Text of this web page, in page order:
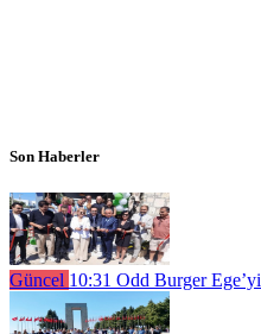
Son Haberler
Güncel 10:31 Odd Burger